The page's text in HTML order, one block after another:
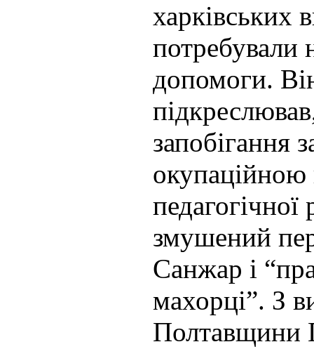
харківських
потребували
допомоги.
запобігання
змушений
Санжар і
махорці”. З
Полтавщини